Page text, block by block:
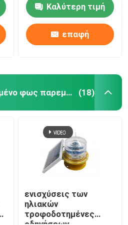
Καλύτερη τιμή
επαφή
Ηλιακό τροφοδοτημένο φως παρεμπόδισης (18)
ενισχύσεις των
ηλιακών
τροφοδοτημένες